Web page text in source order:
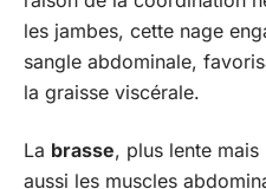
les jambes, cette nage
sangle abdominale,
la graisse viscérale.
La brasse, plus lente
aussi les muscles